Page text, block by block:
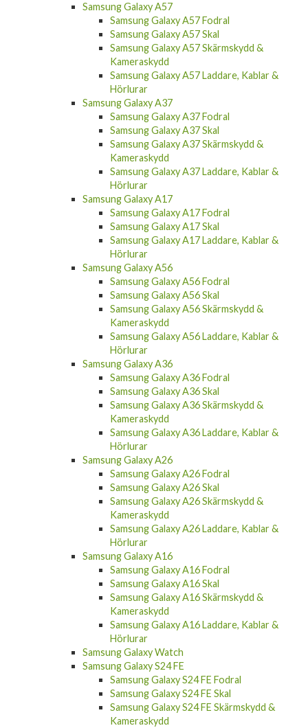
Samsung Galaxy A57
Samsung Galaxy A57 Fodral
Samsung Galaxy A57 Skal
Samsung Galaxy A57 Skärmskydd &
Kameraskydd
Samsung Galaxy A57 Laddare, Kablar &
Hörlurar
Samsung Galaxy A37
Samsung Galaxy A37 Fodral
Samsung Galaxy A37 Skal
Samsung Galaxy A37 Skärmskydd &
Kameraskydd
Samsung Galaxy A37 Laddare, Kablar &
Hörlurar
Samsung Galaxy A17
Samsung Galaxy A17 Fodral
Samsung Galaxy A17 Skal
Samsung Galaxy A17 Laddare, Kablar &
Hörlurar
Samsung Galaxy A56
Samsung Galaxy A56 Fodral
Samsung Galaxy A56 Skal
Samsung Galaxy A56 Skärmskydd &
Kameraskydd
Samsung Galaxy A56 Laddare, Kablar &
Hörlurar
Samsung Galaxy A36
Samsung Galaxy A36 Fodral
Samsung Galaxy A36 Skal
Samsung Galaxy A36 Skärmskydd &
Kameraskydd
Samsung Galaxy A36 Laddare, Kablar &
Hörlurar
Samsung Galaxy A26
Samsung Galaxy A26 Fodral
Samsung Galaxy A26 Skal
Samsung Galaxy A26 Skärmskydd &
Kameraskydd
Samsung Galaxy A26 Laddare, Kablar &
Hörlurar
Samsung Galaxy A16
Samsung Galaxy A16 Fodral
Samsung Galaxy A16 Skal
Samsung Galaxy A16 Skärmskydd &
Kameraskydd
Samsung Galaxy A16 Laddare, Kablar &
Hörlurar
Samsung Galaxy Watch
Samsung Galaxy S24 FE
Samsung Galaxy S24 FE Fodral
Samsung Galaxy S24 FE Skal
Samsung Galaxy S24 FE Skärmskydd &
Kameraskydd